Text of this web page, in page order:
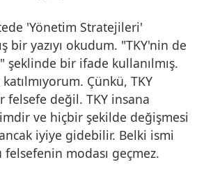
'Yönetim Stratejileri'
bir yazıyı okudum. "TKY'nin de
şeklinde bir ifade kullanılmış.
Çünkü, TKY
felsefe değil. TKY insana
ve hiçbir şekilde değişmesi
iyiye gidebilir. Belki ismi
modası geçmez.